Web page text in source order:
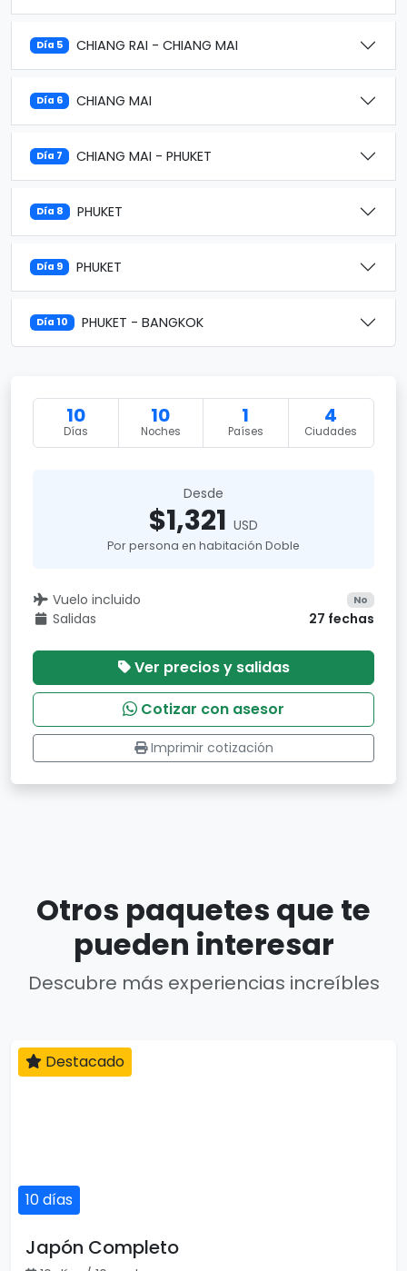
Día 5 CHIANG RAI - CHIANG MAI
Día 6 CHIANG MAI
Día 7 CHIANG MAI - PHUKET
Día 8 PHUKET
Día 9 PHUKET
Día 10 PHUKET - BANGKOK
10
Días
10
Noches
1
Países
4
Ciudades
Desde
$1,321 USD
Por persona en habitación Doble
Vuelo incluido No
Salidas 27 fechas
Ver precios y salidas
Cotizar con asesor
Imprimir cotización
Otros paquetes que te
pueden interesar
Descubre más experiencias increíbles
10 días
Destacado
Japón Completo